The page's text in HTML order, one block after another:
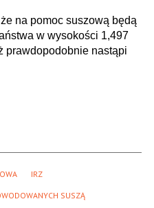
na pomoc suszową będą
w wysokości 1,497
prawdopodobnie nastąpi
IRZ
SUSZĄ